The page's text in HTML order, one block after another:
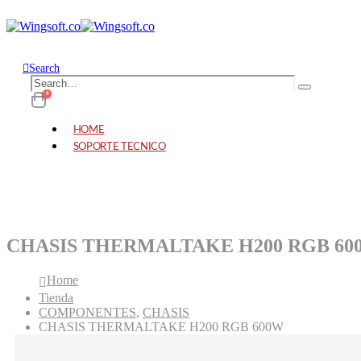
Search
0
HOME
SOPORTE TECNICO
CHASIS THERMALTAKE H200 RGB
Home
Tienda
COMPONENTES, CHASIS
CHASIS THERMALTAKE H200 RGB 600W